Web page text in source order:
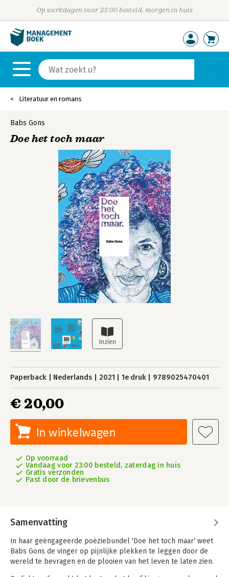
Op werkdagen voor 23:00 besteld, morgen in huis
Literatuur en romans
Babs Gons
Doe het toch maar
Paperback Nederlands 2021 1e druk 9789025470401
€ 20,00
In winkelwagen
Op voorraad
Vandaag voor 23:00 besteld, zaterdag in huis
Gratis verzonden
Past door de brievenbus
Samenvatting
In haar geëngageerde poëziebundel ‘Doe het toch maar’ weet
Babs Gons de vinger op pijnlijke plekken te leggen door de
wereld te bevragen en de plooien van het leven te laten zien.